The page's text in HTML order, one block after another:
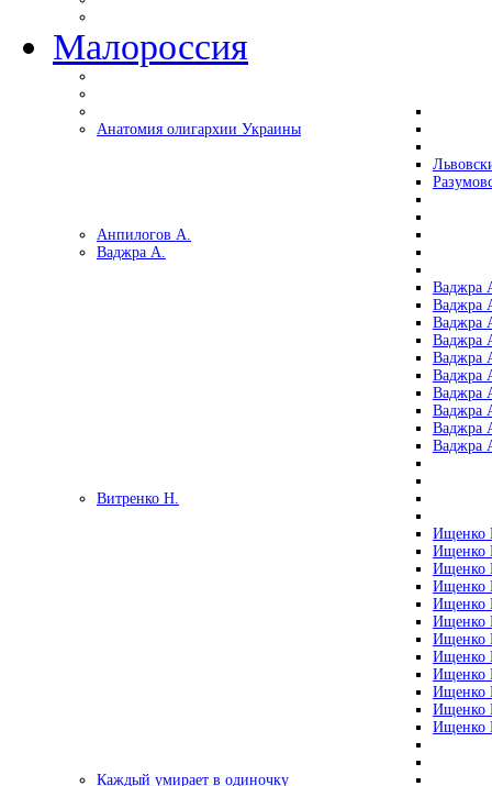
Малороссия
Анатомия олигархии Украины
Анпилогов А.
Ваджра А.
Ваджра
Ваджра
Ваджра
Ваджра
Ваджра
Ваджра
Ваджра
Ваджра
Ваджра
Ваджра
Витренко Н.
Ищенко
Ищенко
Ищенко
Ищенко
Ищенко
Ищенко
Ищенко
Ищенко
Ищенко
Ищенко
Ищенко
Ищенко
Каждый умирает в одиночку